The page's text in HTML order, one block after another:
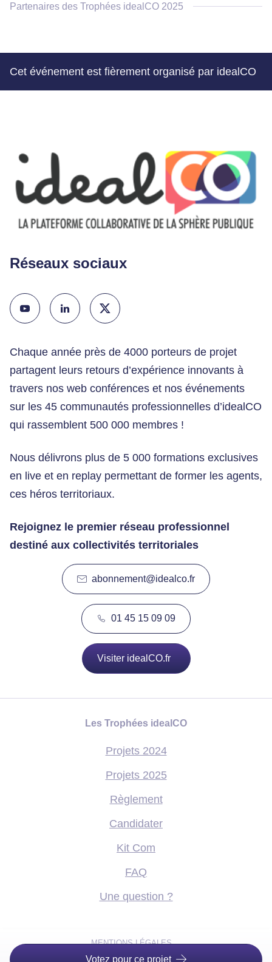
Votez pour ce projet
Partenaires des Trophées idealCO 2025
Cet événement est fièrement organisé par idealCO
Réseaux sociaux
Chaque année près de 4000 porteurs de projet
partagent leurs retours d’expérience innovants à
travers nos web conférences et nos événements
sur les 45 communautés professionnelles d’idealCO
qui rassemblent 500 000 membres !
Nous délivrons plus de 5 000 formations exclusives
en live et en replay permettant de former les agents,
ces héros territoriaux.
Rejoignez le premier réseau professionnel
destiné aux collectivités territoriales
abonnement@idealco.fr
01 45 15 09 09
Visiter idealCO.fr
Les Trophées idealCO
Projets 2024
Projets 2025
Règlement
Candidater
Kit Com
FAQ
Une question ?
MENTIONS LÉGALES